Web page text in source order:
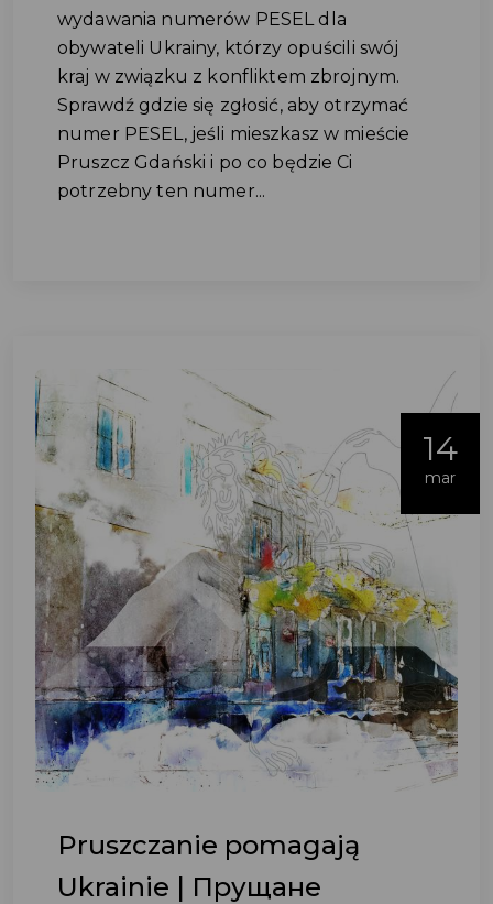
wydawania numerów PESEL dla
obywateli Ukrainy, którzy opuścili swój
kraj w związku z konfliktem zbrojnym.
Sprawdź gdzie się zgłosić, aby otrzymać
numer PESEL, jeśli mieszkasz w mieście
Pruszcz Gdański i po co będzie Ci
potrzebny ten numer...
14
mar
Pruszczanie pomagają
Ukrainie | Прущане